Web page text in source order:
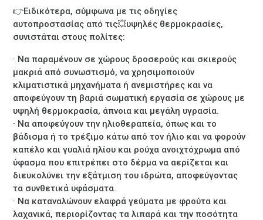
👉Ειδικότερα, σύμφωνα με τις οδηγίες
αυτοπροστασίας από τις💥υψηλές θερμοκρασίες,
συνιστάται στους πολίτες:
· Να παραμένουν σε χώρους δροσερούς και σκιερούς
μακριά από συνωστισμό, να χρησιμοποιούν
κλιματιστικά μηχανήματα ή ανεμιστήρες και να
αποφεύγουν τη βαριά σωματική εργασία σε χώρους με
υψηλή θερμοκρασία, άπνοια και μεγάλη υγρασία.
· Να αποφεύγουν την ηλιοθεραπεία, όπως και το
βάδισμα ή το τρέξιμο κάτω από τον ήλιο και να φορούν
καπέλο και γυαλιά ηλίου και ρούχα ανοιχτόχρωμα από
ύφασμα που επιτρέπει στο δέρμα να αερίζεται και
διευκολύνει την εξάτμιση του ιδρώτα, αποφεύγοντας
τα συνθετικά υφάσματα.
· Να καταναλώνουν ελαφρά γεύματα με φρούτα και
λαχανικά, περιορίζοντας τα λιπαρά και την ποσότητα